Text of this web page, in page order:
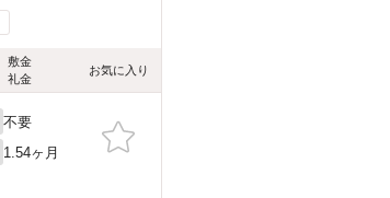
敷金
礼金
お気に入り
不要
1.54ヶ月